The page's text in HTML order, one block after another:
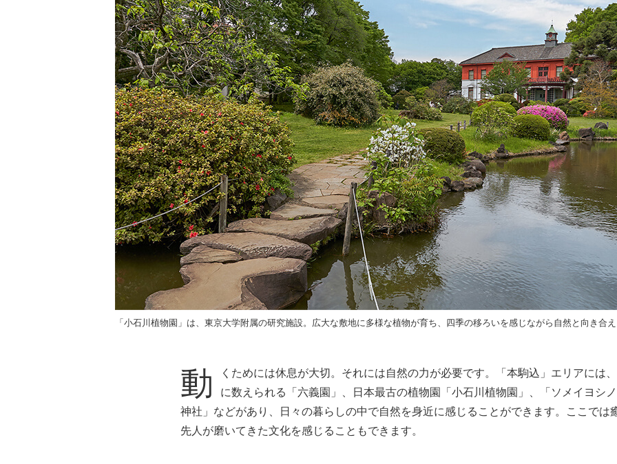
「小石川植物園」は、東京大学附属の研究施設。広大な敷地に多様な植物が育ち、四季の移ろいを感じながら自然と向き合
動
くためには休息が大切。それには自然の力が必要です。「本駒込」エリアには
に数えられる「六義園」、日本最古の植物園「小石川植物園」、「ソメイヨシ
神社」などがあり、日々の暮らしの中で自然を身近に感じることができます。ここでは
先人が磨いてきた文化を感じることもできます。